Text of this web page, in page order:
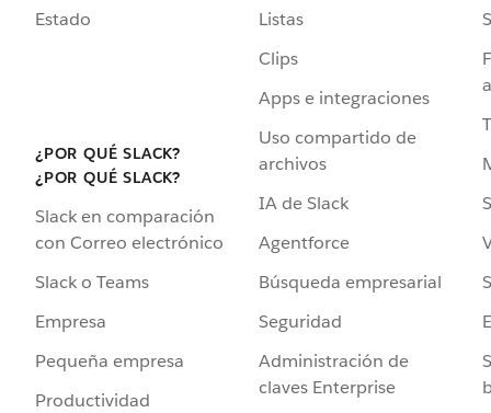
Estado
¿POR QUÉ SLACK?
¿POR QUÉ SLACK?
Slack en comparación
con Correo electrónico
Slack o Teams
Empresa
Pequeña empresa
Productividad
Listas
Clips
Apps e integraciones
Uso compartido de
archivos
IA de Slack
Agentforce
Búsqueda empresarial
Seguridad
Administración de
claves Enterprise